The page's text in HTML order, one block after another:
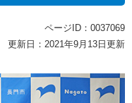
ページID：0037069
更新日：2021年9月13日更新